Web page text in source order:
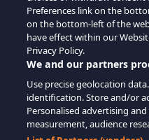
Preferences link on the
on the bottom-left of the
have effect within our
Privacy Policy.
We and our partners
Use precise geolocation
identification. Store and/or
Personalised advertising
measurement, audience